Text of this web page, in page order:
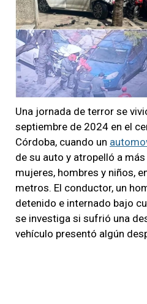
Una jornada de terror se
septiembre de 2024 en el
Córdoba, cuando un
de su auto y atropelló a
mujeres, hombres y niños,
metros. El conductor, un
detenido e internado bajo
se investiga si sufrió una
vehículo presentó algún